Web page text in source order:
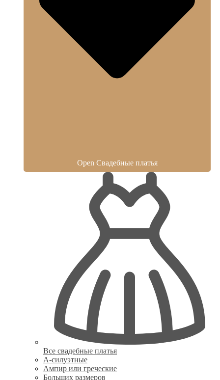
Open Свадебные платья
Все свадебные платья
А-силуэтные
Ампир или греческие
Больших размеров